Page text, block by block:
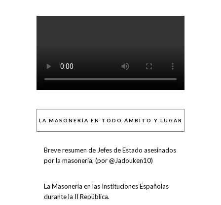
LA MASONERÍA EN TODO ÁMBITO Y LUGAR
Breve resumen de Jefes de Estado asesinados
por la masonería, (por @Jadouken10)
La Masonería en las Instituciones Españolas
durante la II República.